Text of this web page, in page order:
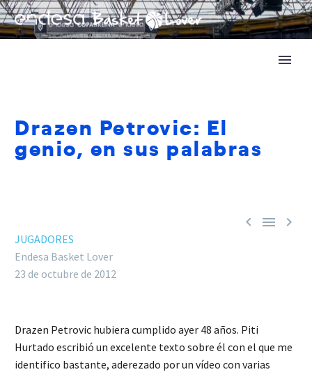
Drazen Petrovic: El
genio, en sus palabras
  
JUGADORES
Endesa Basket Lover
23 de octubre de 2012
Drazen Petrovic hubiera cumplido ayer 48 años. Piti
Hurtado escribió un excelente texto sobre él con el que me
identifico bastante, aderezado por un vídeo con varias